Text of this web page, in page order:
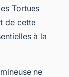
Tortues
de cette
à la
ne